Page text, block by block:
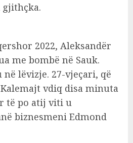
gjithçka.
2022, Aleksandër
me bombë në Sauk.
lëvizje. 27-vjeçari, që
vdiq disa minuta
të po atij viti u
biznesmeni Edmond